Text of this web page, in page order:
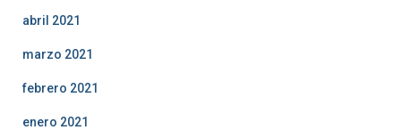
abril 2021
marzo 2021
febrero 2021
enero 2021